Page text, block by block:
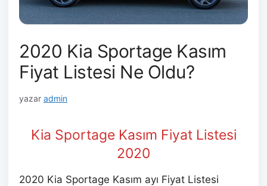
2020 Kia Sportage Kasım
Fiyat Listesi Ne Oldu?
yazar admin
Kia Sportage Kasım Fiyat Listesi
2020
2020 Kia Sportage Kasım ayı Fiyat Listesi